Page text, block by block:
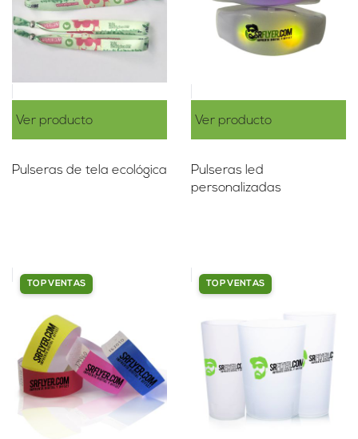
Ver producto
Pulseras de tela ecológica
Ver producto
Pulseras led
personalizadas
TOP VENTAS TOP VENTAS